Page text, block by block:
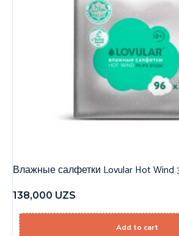
Влажные салфетки Lovular Hot Wind
138,000 UZS
Add to cart